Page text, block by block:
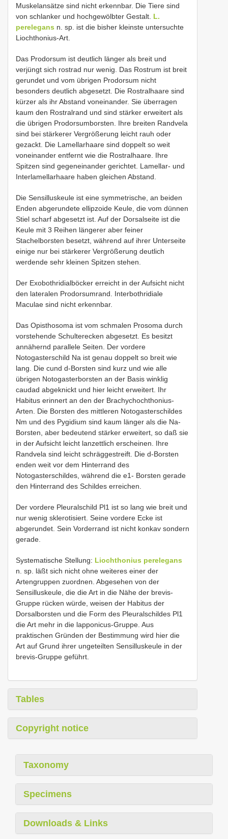
Muskelansätze sind nicht erkennbar. Die Tiere sind
von schlanker und hochgewölbter Gestalt. L.
perelegans n. sp. ist die bisher kleinste untersuchte
Liochthonius-Art.
Das Prodorsum ist deutlich länger als breit und
verjüngt sich rostrad nur wenig. Das Rostrum ist breit
gerundet und vom übrigen Prodorsum nicht
besonders deutlich abgesetzt. Die Rostralhaare sind
kürzer als ihr Abstand voneinander. Sie überragen
kaum den Rostralrand und sind stärker erweitert als
die übrigen Prodorsumborsten. Ihre breiten Randvela
sind bei stärkerer Vergrößerung leicht rauh oder
gezackt. Die Lamellarhaare sind doppelt so weit
voneinander entfernt wie die Rostralhaare. Ihre
Spitzen sind gegeneinander gerichtet. Lamellar- und
Interlamellarhaare haben gleichen Abstand.
Die Sensilluskeule ist eine symmetrische, an beiden
Enden abgerundete ellipzoide Keule, die vom dünnen
Stiel scharf abgesetzt ist. Auf der Dorsalseite ist die
Keule mit 3 Reihen längerer aber feiner
Stachelborsten besetzt, während auf ihrer Unterseite
einige nur bei stärkerer Vergrößerung deutlich
werdende sehr kleinen Spitzen stehen.
Der Exobothridialböcker erreicht in der Aufsicht nicht
den lateralen Prodorsumrand. Interbothridiale
Maculae sind nicht erkennbar.
Das Opisthosoma ist vom schmalen Prosoma durch
vorstehende Schulterecken abgesetzt. Es besitzt
annähernd parallele Seiten. Der vordere
Notogasterschild Na ist genau doppelt so breit wie
lang. Die cund d-Borsten sind kurz und wie alle
übrigen Notogasterborsten an der Basis winklig
caudad abgeknickt und hier leicht erweitert. Ihr
Habitus erinnert an den der Brachychochthonius-
Arten. Die Borsten des mittleren Notogasterschildes
Nm und des Pygidium sind kaum länger als die Na-
Borsten, aber bedeutend stärker erweitert, so daß sie
in der Aufsicht leicht lanzettlich erscheinen. Ihre
Randvela sind leicht schräggestreift. Die d-Borsten
enden weit vor dem Hinterrand des
Notogasterschildes, während die e1- Borsten gerade
den Hinterrand des Schildes erreichen.
Der vordere Pleuralschild Pl1 ist so lang wie breit und
nur wenig sklerotisiert. Seine vordere Ecke ist
abgerundet. Sein Vorderrand ist nicht konkav sondern
gerade.
Systematische Stellung: Liochthonius perelegans
n. sp. läßt sich nicht ohne weiteres einer der
Artengruppen zuordnen. Abgesehen von der
Sensilluskeule, die die Art in die Nähe der brevis-
Gruppe rücken würde, weisen der Habitus der
Dorsalborsten und die Form des Pleuralschildes Pl1
die Art mehr in die lapponicus-Gruppe. Aus
praktischen Gründen der Bestimmung wird hier die
Art auf Grund ihrer ungeteilten Sensilluskeule in der
brevis-Gruppe geführt.
Tables
Copyright notice
Taxonomy
Specimens
Downloads & Links